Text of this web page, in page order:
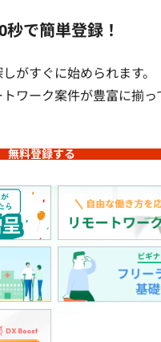
秒で簡単登録！
がすぐに始められます。
ワーク案件が豊富に揃っ
無料登録する